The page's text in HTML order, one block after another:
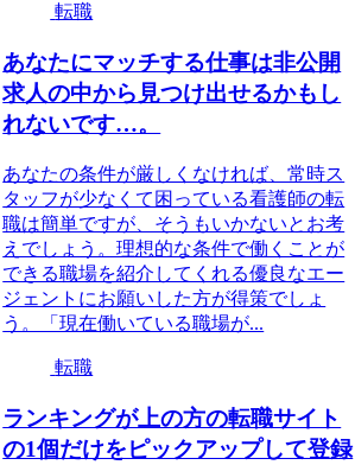
転職
あなたにマッチする仕事は非公開
求人の中から見つけ出せるかもし
れないです…。
あなたの条件が厳しくなければ、常時ス
タッフが少なくて困っている看護師の転
職は簡単ですが、そうもいかないとお考
えでしょう。理想的な条件で働くことが
できる職場を紹介してくれる優良なエー
ジェントにお願いした方が得策でしょ
う。「現在働いている職場が...
転職
ランキングが上の方の転職サイト
の1個だけをピックアップして登録